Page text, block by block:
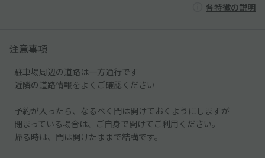
各特徴の説明
注意事項
駐車場周辺の道路は一方通行です
近隣の道路情報をよくご確認ください
予約が入ったら、なるべく門は開けておくようにしますが
閉まっている場合は、ご自身で開けてご利用ください。
帰る時は、門は開けたままで結構です。